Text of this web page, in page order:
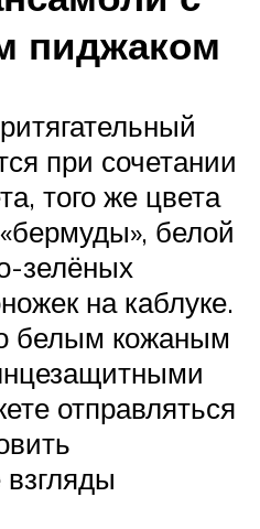
пиджаком
при сочетании
того же цвета
белой
зелёных
на каблуке.
белым кожаным
отправляться